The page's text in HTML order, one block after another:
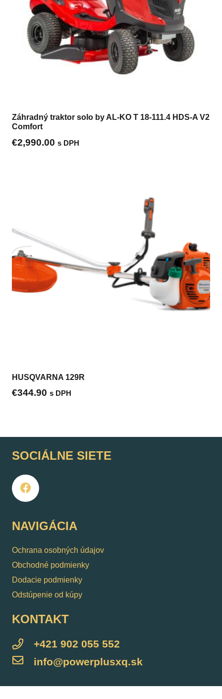
Záhradný traktor solo by AL-KO T 18-111.4 HDS-A V2
Comfort
€2,990.00 s DPH
HUSQVARNA 129R
€344.90 s DPH
SOCIÁLNE SIETE
NAVIGÁCIA
Ochrana osobných údajov
Obchodné podmienky
Dodacie podmienky
Odstúpenie od kúpy
KONTAKT
+421 902 055 552
info@powerplusxq.sk